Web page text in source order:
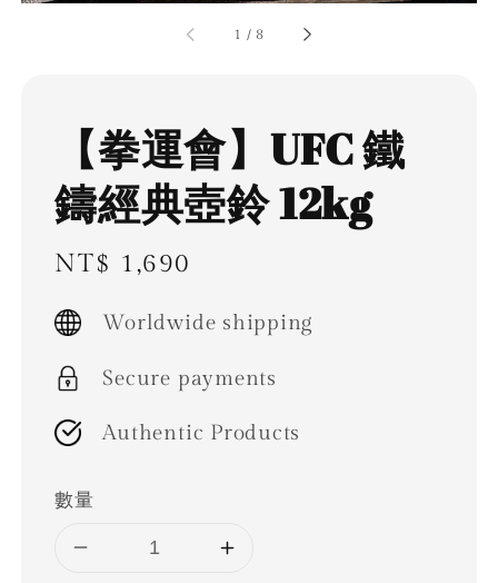
1 / 8
【拳運會】UFC 鐵
鑄經典壺鈴 12kg
Regular
price
NT$ 1,690
Worldwide shipping
Secure payments
Authentic Products
數量